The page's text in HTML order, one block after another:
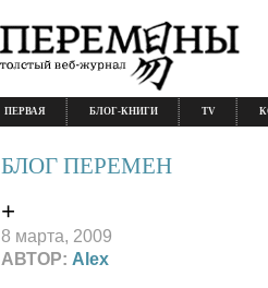
ПЕРВАЯ БЛОГ-КНИГИ TV
БЛОГ ПЕРЕМЕН
+
8 марта, 2009
АВТОР: Alex